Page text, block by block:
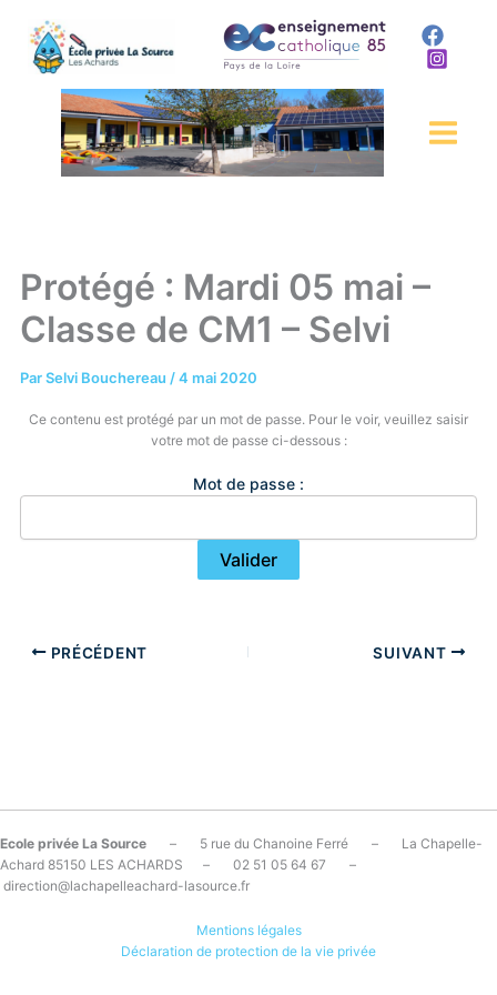
contenu
Protégé : Mardi 05 mai –
Classe de CM1 – Selvi
ParSelvi Bouchereau /4 mai 2020
Ce contenu est protégé par un mot de passe. Pour le voir, veuillez saisir
votre mot de passe ci-dessous :
Mot de passe :
PRÉCÉDENT SUIVANT
Ecole privée La Source – 5 rue du Chanoine Ferré – La Chapelle-
Achard 85150 LES ACHARDS – 02 51 05 64 67 –
direction@lachapelleachard-lasource.fr
Mentions légales
Déclaration de protection de la vie privée